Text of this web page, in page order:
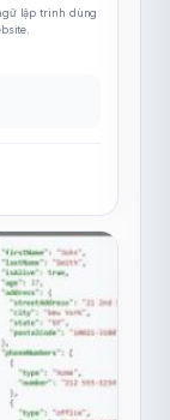
lập trình dùng